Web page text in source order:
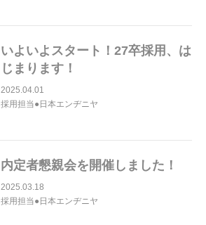
いよいよスタート！27卒採用、は
じまります！
2025.04.01
採用担当●日本エンヂニヤ
内定者懇親会を開催しました！
2025.03.18
採用担当●日本エンヂニヤ